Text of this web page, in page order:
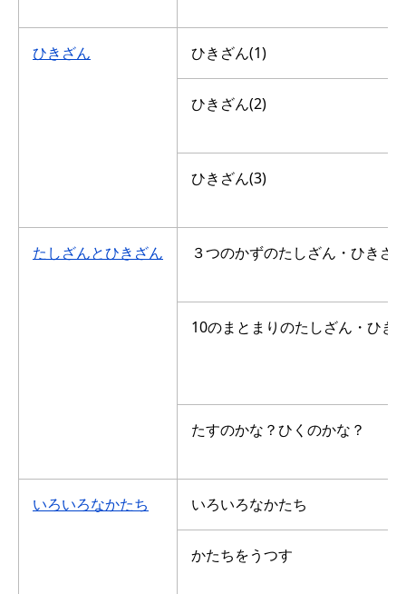
ひきざん ひきざん(1)
ひきざん(2)
ひきざん(3)
たしざんとひきざん ３つのかずのたしざん・ひきざ
10のまとまりのたしざん・ひき
たすのかな？ひくのかな？
いろいろなかたち いろいろなかたち
かたちをうつす